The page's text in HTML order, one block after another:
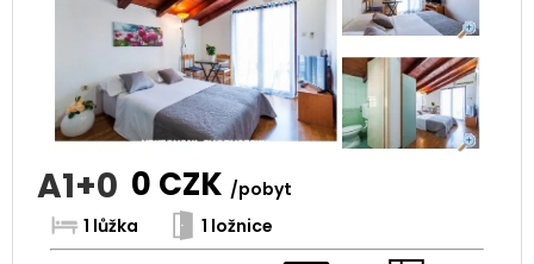
A1+0 0 CZK /pobyt
1 lůžka
1 ložnice